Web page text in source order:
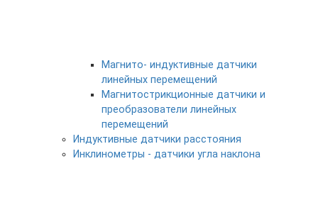
Магнито- индуктивные датчики
линейных перемещений
Магнитострикционные датчики и
преобразователи линейных
перемещений
Индуктивные датчики расстояния
Инклинометры - датчики угла наклона